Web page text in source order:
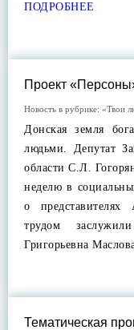
ПОДРОБНЕЕ
Проект
Новость в рубрике: «Твои
Донская земля
людьми. Депутат
области С.Л.
неделю в
о представителях
трудом
Григорьевна
Тематическая